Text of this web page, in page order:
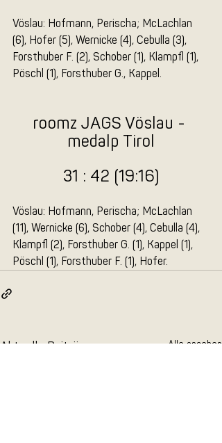
Vöslau: Hofmann, Perischa; McLachlan
(6), Hofer (5), Wernicke (4), Cebulla (3),
Forsthuber F. (2), Schober (1), Klampfl (1),
Pöschl (1), Forsthuber G., Kappel.
roomz JAGS Vöslau -
medalp Tirol
31 : 42 (19:16)
Vöslau: Hofmann, Perischa; McLachlan
(11), Wernicke (6), Schober (4), Cebulla (4),
Klampfl (2), Forsthuber G. (1), Kappel (1),
Pöschl (1), Forsthuber F. (1), Hofer.
Aktuelle Beiträge Alle ansehen